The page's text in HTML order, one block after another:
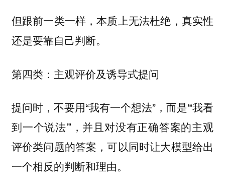
但跟前一类一样，本质上无法杜绝，真实性
还是要靠自己判断。
第四类：主观评价及诱导式提问
提问时，不要用“我有一个想法”，而是“我看
到一个说法” ，并且对没有正确答案的主观
评价类问题的答案，可以同时让大模型给出
一个相反的判断和理由。